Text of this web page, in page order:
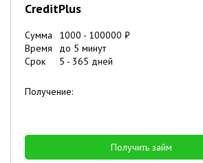
CreditPlus
Сумма 1000 - 100000 ₽
Время
до 5 минут
Срок
5 - 365 дней
Получение:
Получить займ